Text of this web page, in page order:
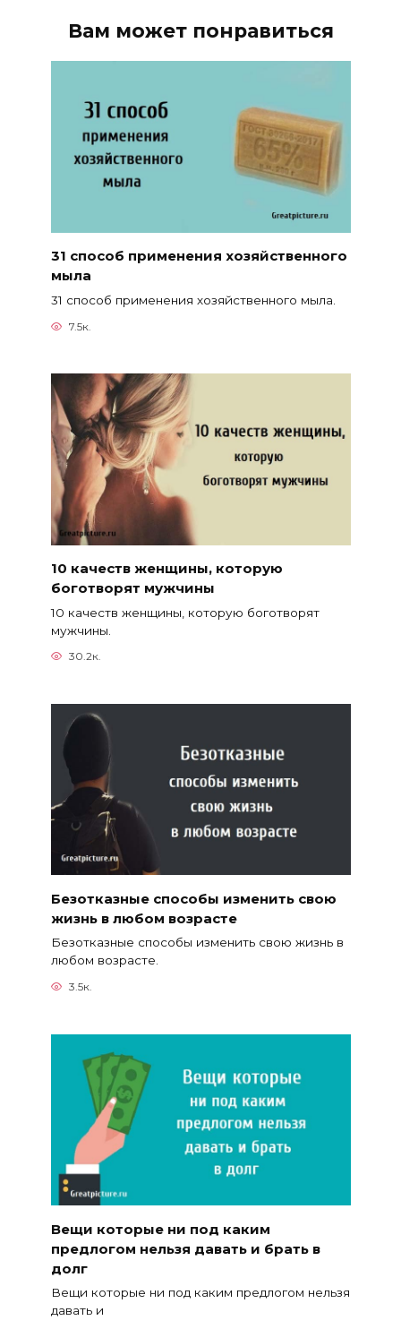
Вам может понравиться
31 способ применения хозяйственного
мыла
31 способ применения хозяйственного мыла.
7.5к.
10 качеств женщины, которую
боготворят мужчины
10 качеств женщины, которую боготворят
мужчины.
30.2к.
Безотказные способы изменить свою
жизнь в любом возрасте
Безотказные способы изменить свою жизнь в
любом возрасте.
3.5к.
Вещи которые ни под каким
предлогом нельзя давать и брать в
долг
Вещи которые ни под каким предлогом нельзя
давать и